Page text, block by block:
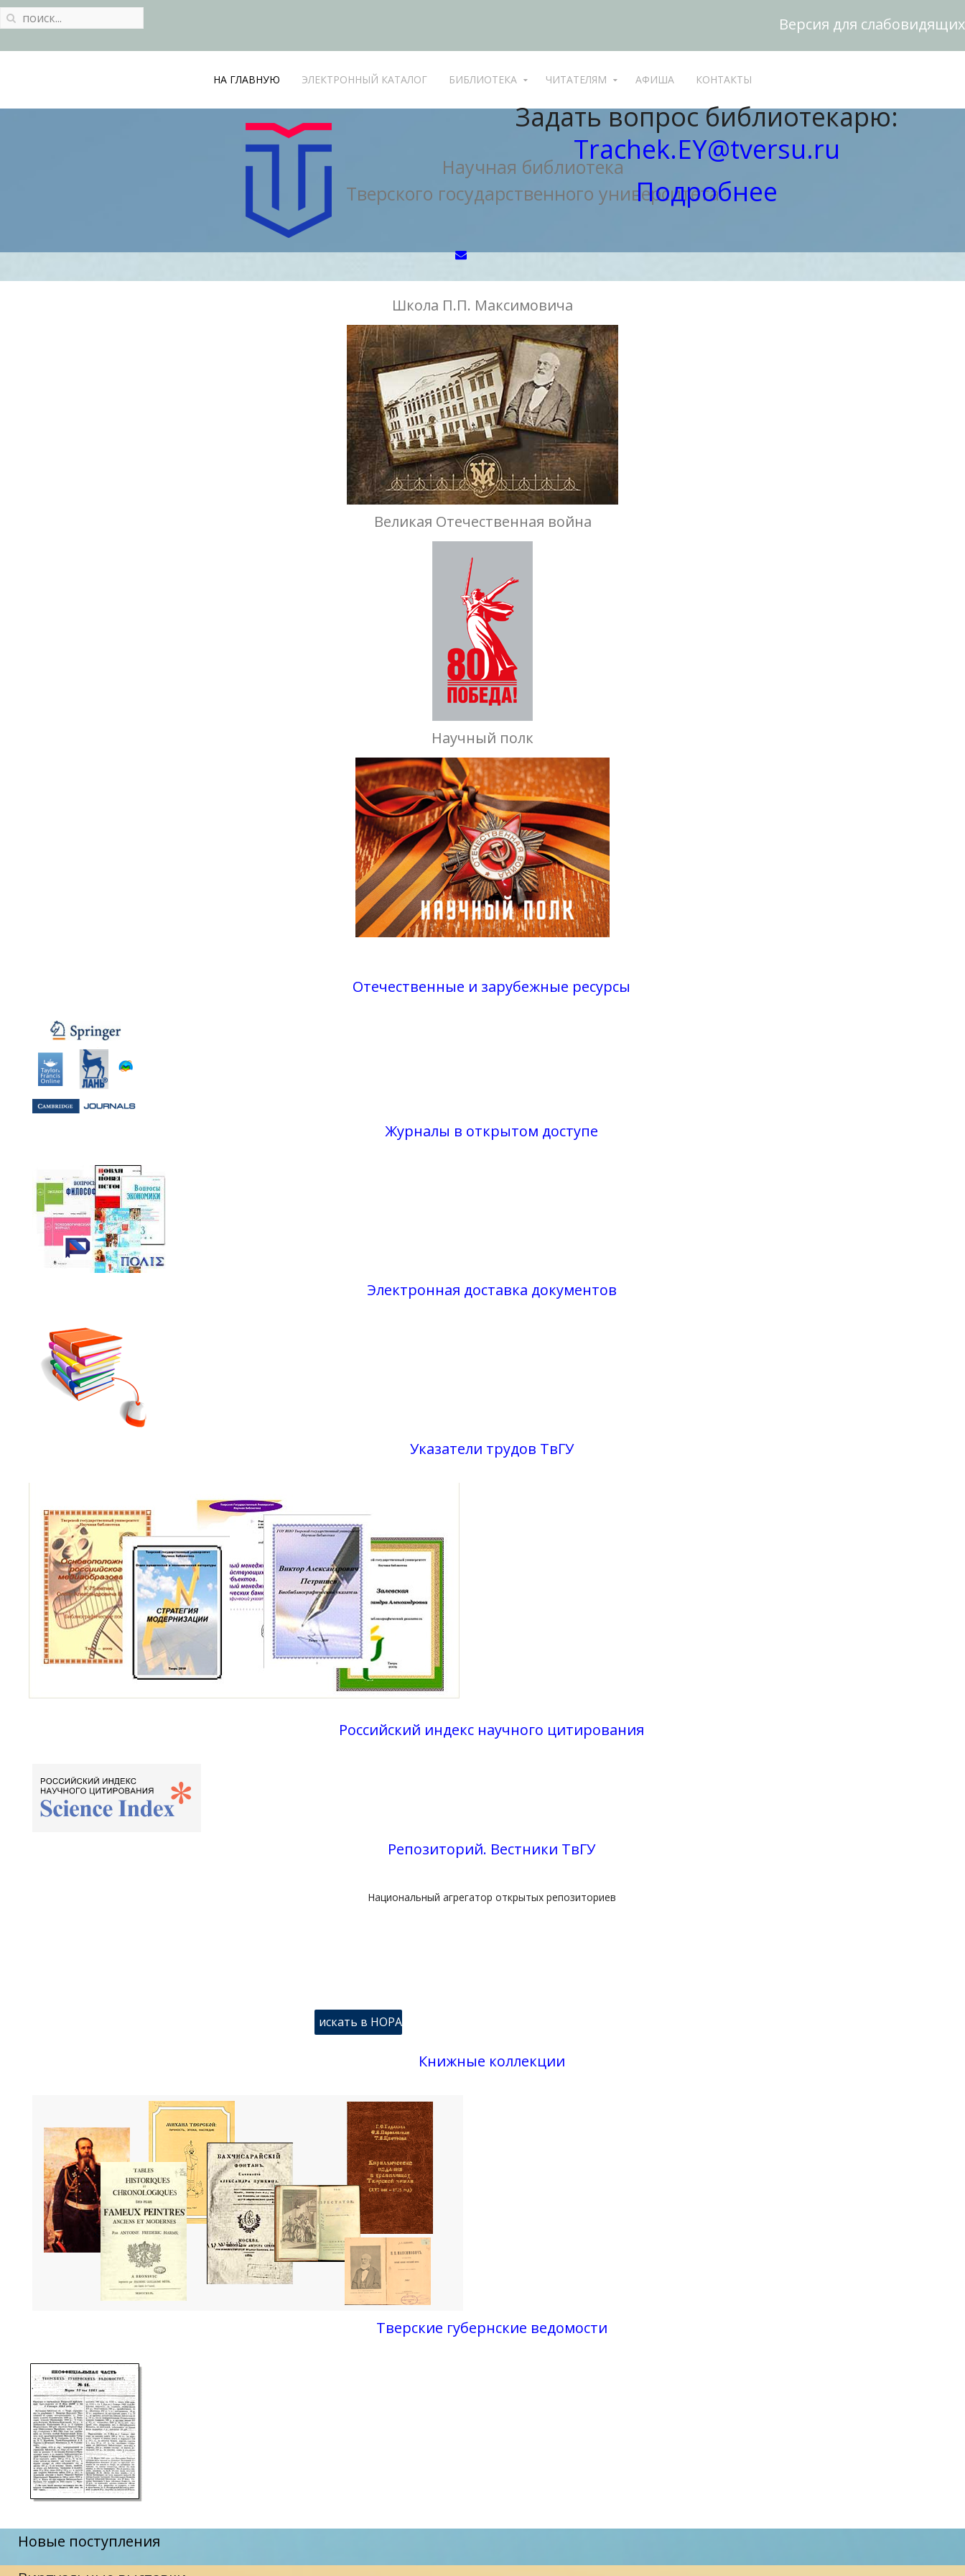
Задать вопрос библиотекарю:
Trachek.EY@tversu.ru
Подробнее
Версия для слабовидящих
НА ГЛАВНУЮ ЭЛЕКТРОННЫЙ КАТАЛОГ БИБЛИОТЕКА ЧИТАТЕЛЯМ АФИША КОНТАКТЫ
Научная библиотека
Тверского государственного университета
Школа П.П. Максимовича
Великая Отечественная война
Научный полк
Отечественные и зарубежные ресурсы
Журналы в открытом доступе
Электронная доставка документов
Указатели трудов ТвГУ
Российский индекс научного цитирования
Репозиторий. Вестники ТвГУ
Национальный агрегатор открытых репозиториев
Книжные коллекции
Тверские губернские ведомости
Новые поступления